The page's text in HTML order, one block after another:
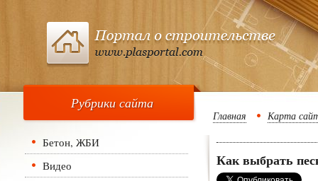
Рубрики сайта
Бетон, ЖБИ
Видео
Главная Карта
Как выбрать